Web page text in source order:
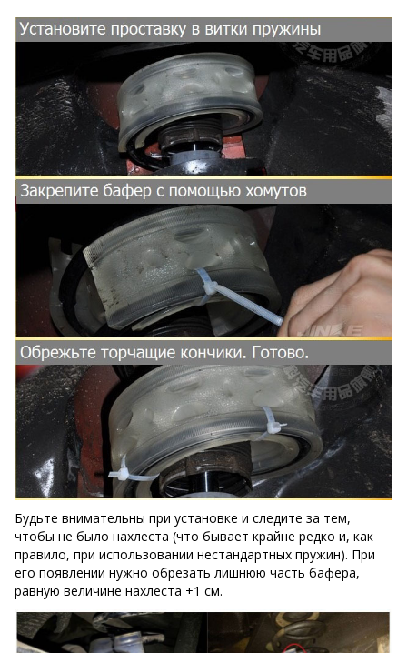
Будьте внимательны при установке и следите за тем,
чтобы не было нахлеста (что бывает крайне редко и, как
правило, при использовании нестандартных пружин). При
его появлении нужно обрезать лишнюю часть бафера,
равную величине нахлеста +1 см.